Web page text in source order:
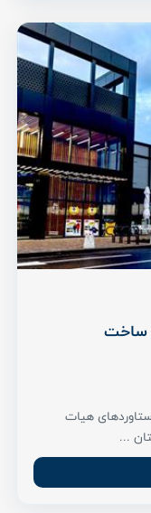
ساخت
هیات
...